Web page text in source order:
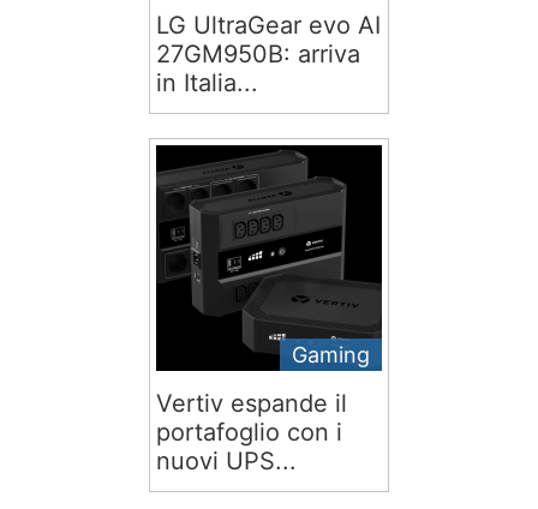
LG UltraGear evo AI
27GM950B: arriva
in Italia...
Gaming
Vertiv espande il
portafoglio con i
nuovi UPS...